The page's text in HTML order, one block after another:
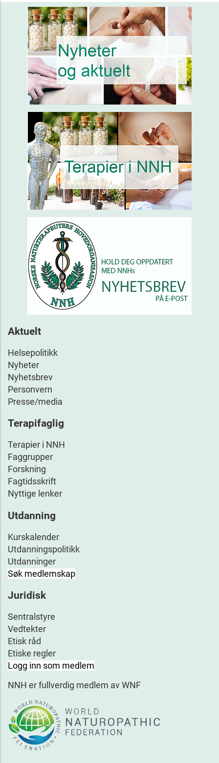
Aktuelt
Helsepolitikk
Nyheter
Nyhetsbrev
Personvern
Presse/media
Terapifaglig
Terapier i NNH
Faggrupper
Forskning
Fagtidsskrift
Nyttige lenker
Utdanning
Kurskalender
Utdanningspolitikk
Utdanninger
Søk medlemskap
Juridisk
Sentralstyre
Vedtekter
Etisk råd
Etiske regler
Logg inn som medlem
NNH er fullverdig medlem av WNF